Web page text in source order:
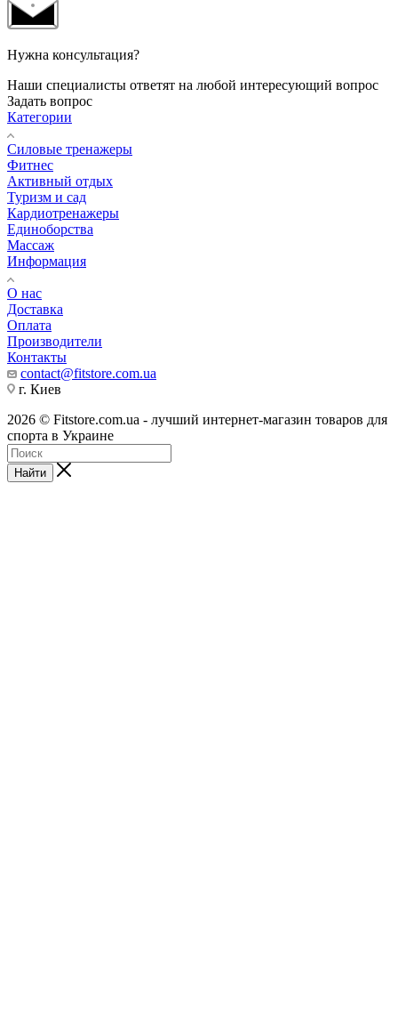
Нужна консультация?
Наши специалисты ответят на любой интересующий вопрос
Задать вопрос
Категории
Силовые тренажеры
Фитнес
Активный отдых
Туризм и сад
Кардиотренажеры
Единоборства
Массаж
Информация
О нас
Доставка
Оплата
Производители
Контакты
contact@fitstore.com.ua
г. Киев
2026 © Fitstore.com.ua - лучший интернет-магазин товаров для
спорта в Украине
Найти